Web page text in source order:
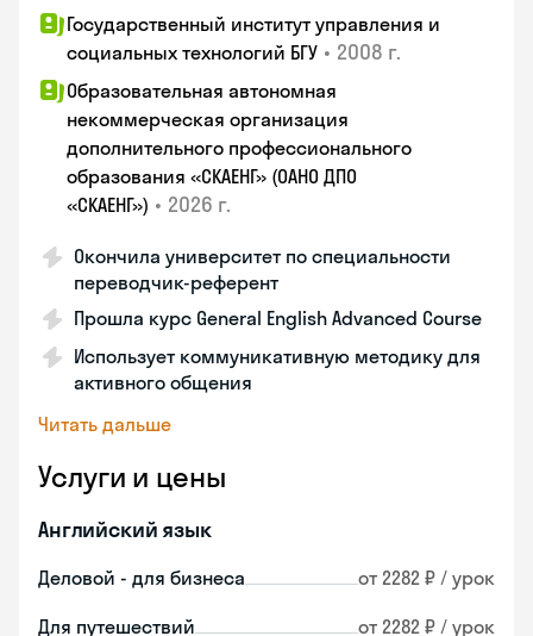
Государственный институт управления и
социальных технологий БГУ • 2008 г.
Образовательная автономная
некоммерческая организация
дополнительного профессионального
образования «СКАЕНГ» (ОАНО ДПО
«СКАЕНГ») • 2026 г.
Окончила университет по специальности
переводчик-референт
Прошла курс General English Advanced Course
Использует коммуникативную методику для
активного общения
Читать дальше
Услуги и цены
Английский язык
Деловой - для бизнеса от 2282 ₽ / урок
Для путешествий от 2282 ₽ / урок